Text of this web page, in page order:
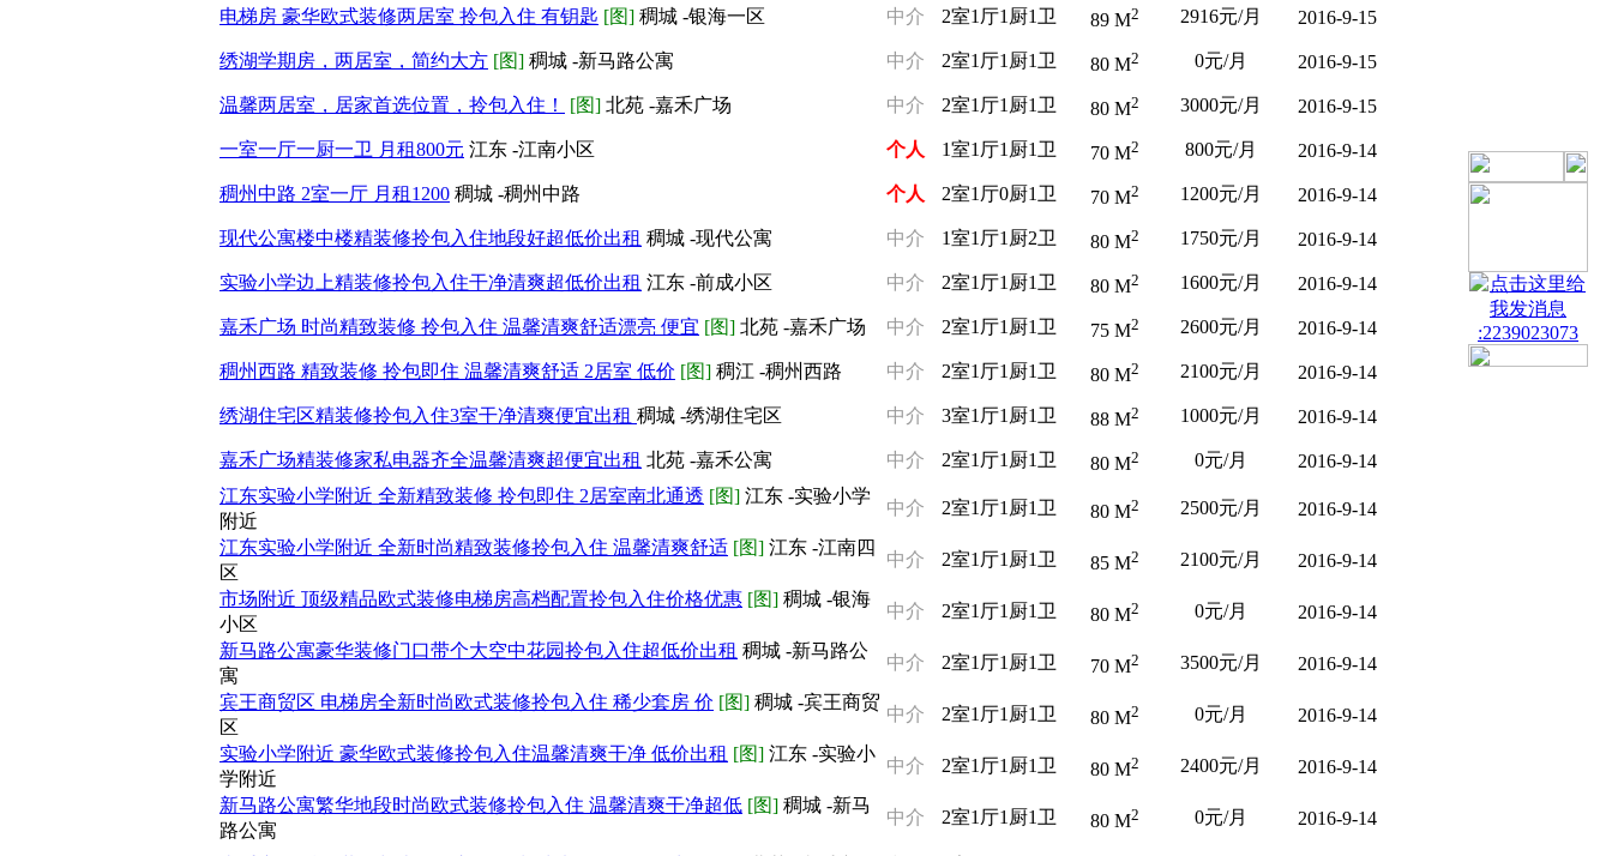
电梯房 豪华欧式装修两居室 拎包入住 有钥匙 [图] 稠城 -银海一区 中介 2室1厅1厨1卫 89 M2 2916元/月 2016-9-15
绣湖学期房，两居室，简约大方 [图] 稠城 -新马路公寓 中介 2室1厅1厨1卫 80 M2 0元/月 2016-9-15
温馨两居室，居家首选位置，拎包入住！ [图] 北苑 -嘉禾广场 中介 2室1厅1厨1卫 80 M2 3000元/月 2016-9-15
一室一厅一厨一卫 月租800元 江东 -江南小区 个人 1室1厅1厨1卫 70 M2 800元/月 2016-9-14
稠州中路 2室一厅 月租1200 稠城 -稠州中路 个人 2室1厅0厨1卫 70 M2 1200元/月 2016-9-14
现代公寓楼中楼精装修拎包入住地段好超低价出租 稠城 -现代公寓 中介 1室1厅1厨2卫 80 M2 1750元/月 2016-9-14
实验小学边上精装修拎包入住干净清爽超低价出租 江东 -前成小区 中介 2室1厅1厨1卫 80 M2 1600元/月 2016-9-14
嘉禾广场 时尚精致装修 拎包入住 温馨清爽舒适漂亮 便宜 [图] 北苑 -嘉禾广场 中介 2室1厅1厨1卫 75 M2 2600元/月 2016-9-14
稠州西路 精致装修 拎包即住 温馨清爽舒适 2居室 低价 [图] 稠江 -稠州西路 中介 2室1厅1厨1卫 80 M2 2100元/月 2016-9-14
绣湖住宅区精装修拎包入住3室干净清爽便宜出租 稠城 -绣湖住宅区 中介 3室1厅1厨1卫 88 M2 1000元/月 2016-9-14
嘉禾广场精装修家私电器齐全温馨清爽超便宜出租 北苑 -嘉禾公寓 中介 2室1厅1厨1卫 80 M2 0元/月
2016-9-14
江东实验小学附近 全新精致装修 拎包即住 2居室南北通透 [图] 江东 -实验小学
附近
中介 2室1厅1厨1卫 80 M2 2500元/月
2016-9-14
江东实验小学附近 全新时尚精致装修拎包入住 温馨清爽舒适 [图] 江东 -江南四
区
中介 2室1厅1厨1卫 85 M2 2100元/月
2016-9-14
市场附近 顶级精品欧式装修电梯房高档配置拎包入住价格优惠 [图] 稠城 -银海
小区
中介 2室1厅1厨1卫 80 M2 0元/月
2016-9-14
新马路公寓豪华装修门口带个大空中花园拎包入住超低价出租 稠城 -新马路公
寓
中介 2室1厅1厨1卫 70 M2 3500元/月
2016-9-14
宾王商贸区 电梯房全新时尚欧式装修拎包入住 稀少套房 价 [图] 稠城 -宾王商贸
区
中介 2室1厅1厨1卫 80 M2 0元/月
2016-9-14
实验小学附近 豪华欧式装修拎包入住温馨清爽干净 低价出租 [图] 江东 -实验小
学附近
中介 2室1厅1厨1卫 80 M2 2400元/月
2016-9-14
新马路公寓繁华地段时尚欧式装修拎包入住 温馨清爽干净超低 [图] 稠城 -新马
路公寓
中介 2室1厅1厨1卫 80 M2 0元/月 2016-9-14
:2239023073